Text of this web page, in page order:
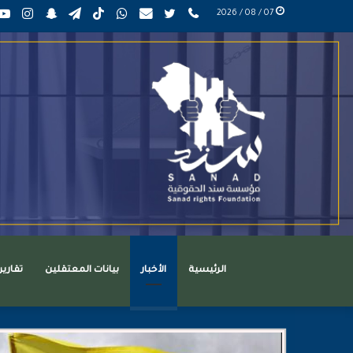
سناب
تشات
تيلقرامTikTokواتساب mail تويتر
عربي
phone
الرئيسية الأخبار بيانات المعتقلين